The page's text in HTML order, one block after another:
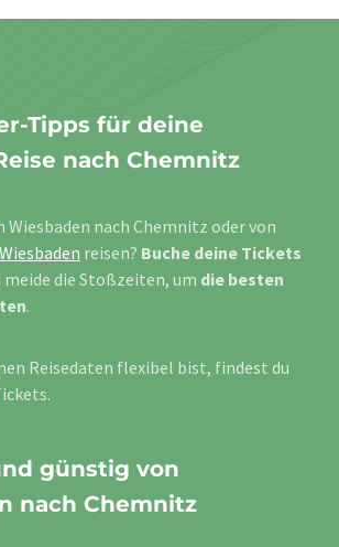
Tipps für deine
nach Chemnitz
Wiesbaden nach Chemnitz oder von
reisen? Buche deine Tickets
meide die Stoßzeiten, um die besten
.
Reisedaten flexibel bist, findest du
günstig von
nach Chemnitz